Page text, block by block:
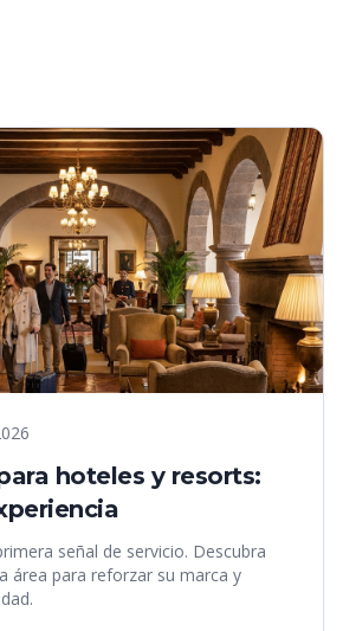
hoteles y resorts:
señal de servicio. Descubra
área para reforzar su marca y